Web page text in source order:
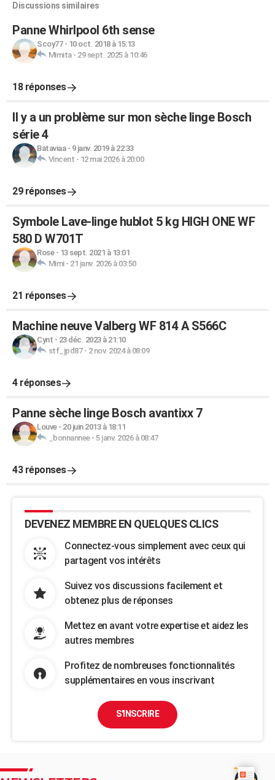
Discussions similaires
Panne Whirlpool 6th sense
Scoy77- 10 oct. 2018 à 15:13
Mimita- 29 sept. 2025 à 10:46
18 réponses
Il y a un problème sur mon sèche linge Bosch
série 4
Bataviaa- 9 janv. 2019 à 22:33
Vincent - 12 mai 2026 à 20:00
29 réponses
Symbole Lave-linge hublot 5 kg HIGH ONE WF
580 D W701T
Rose- 13 sept. 2021 à 13:01
Mimi- 21 janv. 2026 à 03:50
21 réponses
Machine neuve Valberg WF 814 A S566C
Cynt - 23 déc. 2023 à 21:10
stf_jpd87- 2 nov. 2024 à 08:09
4 réponses
Panne sèche linge Bosch avantixx 7
Louve- 20 juin 2013 à 18:11
_bonnannee- 5 janv. 2026 à 08:47
43 réponses
DEVENEZ MEMBRE EN QUELQUES CLICS
Connectez-vous simplement avec ceux qui
partagent vos intérêts
Suivez vos discussions facilement et
obtenez plus de réponses
Mettez en avant votre expertise et aidez les
autres membres
Profitez de nombreuses fonctionnalités
supplémentaires en vous inscrivant
S'INSCRIRE